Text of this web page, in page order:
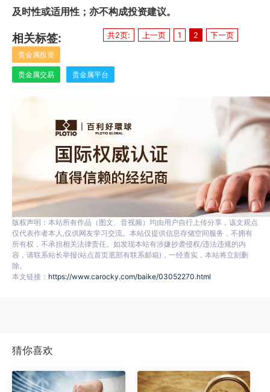
及时性或适用性；亦不构成投资建议。
共2页: 上一页 1 2 下一页
相关标签:
贵金属投资
贵金属交易 贵金属平台
版权声明：本站所有作品（图文、音视频）均由用户自行上传分享，该文观点
仅代表作者本人,仅供网友学习交流。本站仅提供信息存储空间服务，不拥有
所有权，不承担相关法律责任。如发现本站有涉嫌抄袭侵权/违法违规的内
容，请联系站长举报(站点首页底部有联系邮箱)，一经查实，本站将立刻删
除。
本文链接： https://www.carocky.com/baike/03052270.html
猜你喜欢